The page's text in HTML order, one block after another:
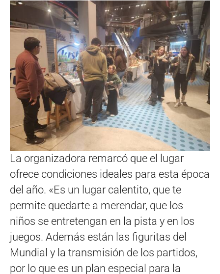
La organizadora remarcó que el lugar
ofrece condiciones ideales para esta época
del año. «Es un lugar calentito, que te
permite quedarte a merendar, que los
niños se entretengan en la pista y en los
juegos. Además están las figuritas del
Mundial y la transmisión de los partidos,
por lo que es un plan especial para la